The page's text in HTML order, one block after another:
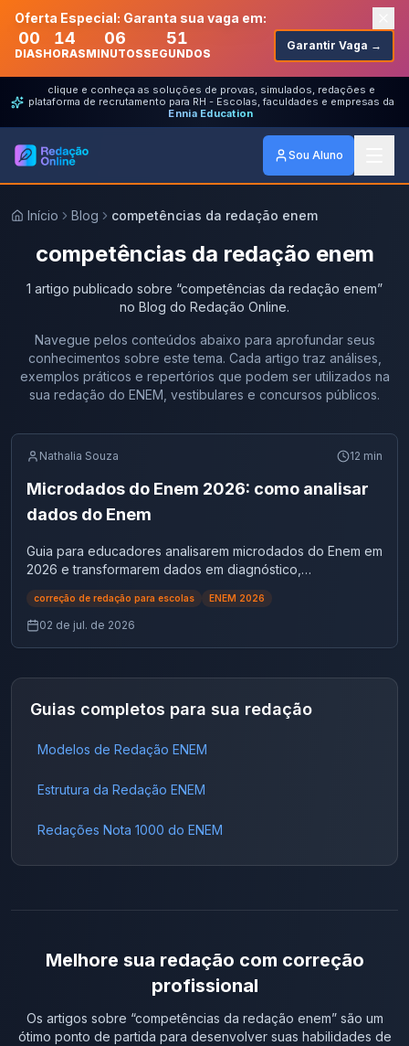
Oferta Especial: Garanta sua vaga em:
00
DIAS
14
HORAS
06
MINUTOS
51
SEGUNDOS
Garantir Vaga →
clique e conheça as soluções de provas, simulados, redações e
plataforma de recrutamento para RH - Escolas, faculdades e empresas da
Ennia Education
Sou Aluno
Início Blog competências da redação enem
competências da redação enem
1 artigo publicado sobre “competências da redação enem”
no Blog do Redação Online.
Navegue pelos conteúdos abaixo para aprofundar seus
conhecimentos sobre este tema. Cada artigo traz análises,
exemplos práticos e repertórios que podem ser utilizados na
sua redação do ENEM, vestibulares e concursos públicos.
Nathalia Souza 12 min
Microdados do Enem 2026: como analisar
dados do Enem
Guia para educadores analisarem microdados do Enem em
2026 e transformarem dados em diagnóstico,
planejamento e evolução na redação.
correção de redação para escolas ENEM 2026
02 de jul. de 2026
Guias completos para sua redação
Modelos de Redação ENEM
Estrutura da Redação ENEM
Redações Nota 1000 do ENEM
Melhore sua redação com correção
profissional
Os artigos sobre “competências da redação enem” são um
ótimo ponto de partida para desenvolver suas habilidades de